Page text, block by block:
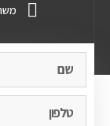
משרד –